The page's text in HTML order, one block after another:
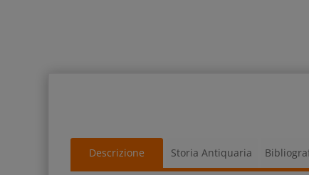
Descrizione Storia Antiquaria